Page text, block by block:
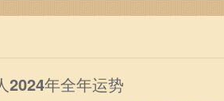
2024年全年运势